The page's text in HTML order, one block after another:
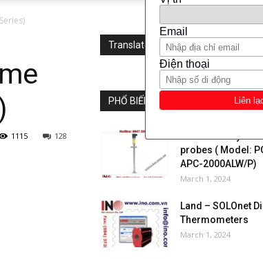
128
1115
Translate this website
PHỔ BIẾN
probes ( Model:
APC-2000ALW/P)
March 1, 2024
Land – SOLOnet
Thermometers
March 1, 2024